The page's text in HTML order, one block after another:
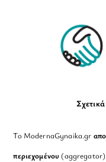
Το ModernaGynaika.gr
περιεχομένου (aggregator),